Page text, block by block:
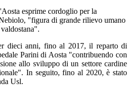
esprime cordoglio per la
"figura di grande rilievo umano
dieci anni, fino al 2017, il reparto di
Parini di Aosta "contribuendo con
allo sviluppo di un settore cardine
In seguito, fino al 2020, è stato
Usl.